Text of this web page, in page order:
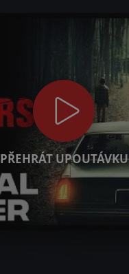
PŘEHRÁT UPOUTÁVKU